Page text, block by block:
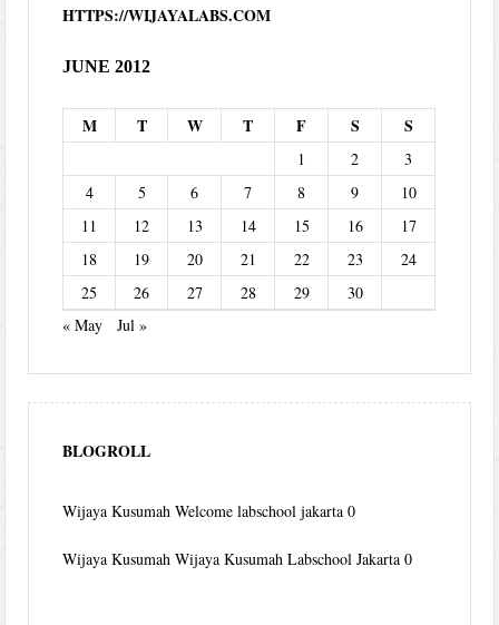
HTTPS://WIJAYALABS.COM
JUNE 2012
M T W T F S S
1 2
3
4
5 6 7 8 9
10
11
12 13 14 15 16
17
18
19 20 21 22 23
24
25
26 27 28 29
30
« May
Jul »
BLOGROLL
Wijaya Kusumah Welcome labschool jakarta 0
Wijaya Kusumah Wijaya Kusumah Labschool Jakarta 0